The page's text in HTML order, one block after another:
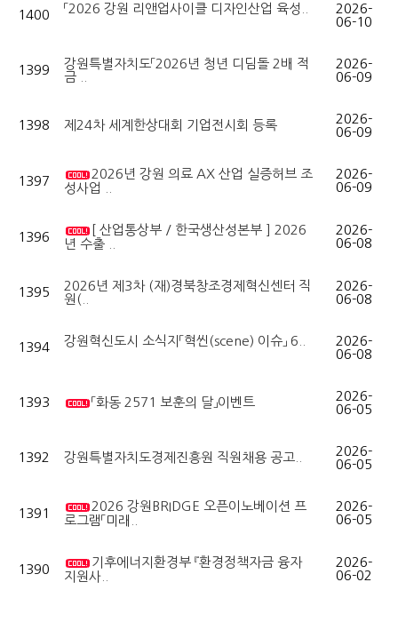
1400 「2026 강원 리앤업사이클 디자인산업 육성..
2026-
06-10
1399
강원특별자치도「2026년 청년 디딤돌 2배 적
금 ..
2026-
06-09
1398 제24차 세계한상대회 기업전시회 등록
2026-
06-09
1397
2026년 강원 의료 AX 산업 실증허브 조
성사업 ..
2026-
06-09
1396
[ 산업통상부 / 한국생산성본부 ] 2026
년 수출 ..
2026-
06-08
1395
2026년 제3차 (재)경북창조경제혁신센터 직
원(..
2026-
06-08
1394 강원혁신도시 소식지「혁씬(scene) 이슈」 6..
2026-
06-08
1393 「화동 2571 보훈의 달」이벤트
2026-
06-05
1392 강원특별자치도경제진흥원 직원채용 공고..
2026-
06-05
1391
2026 강원BRIDGE 오픈이노베이션 프
로그램「미래..
2026-
06-05
1390
기후에너지환경부 『환경정책자금 융자
지원사..
2026-
06-02